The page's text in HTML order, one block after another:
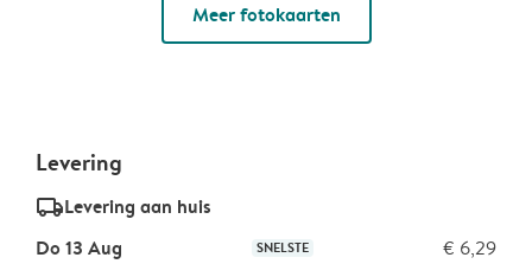
Meer fotokaarten
Levering
delivery_standard_v2Levering aan huis
Do 13 Aug
SNELSTE € 6,29